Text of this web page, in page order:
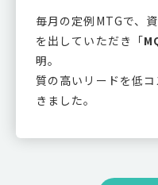
毎月の定例MTGで、
を出していただき「
明。
質の高いリードを低
きました。